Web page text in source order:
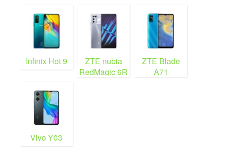
Infinix Hot 9
ZTE nubia
RedMagic 6R
ZTE Blade
A71
Vivo Y03